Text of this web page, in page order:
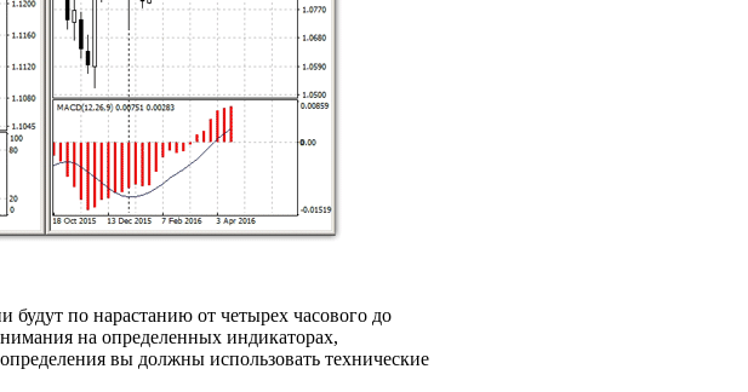
по нарастанию от четырех часового до
на определенных индикаторах,
вы должны использовать технические